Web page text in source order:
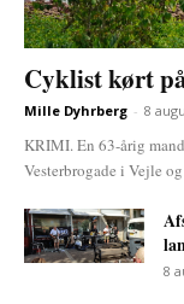
Cyklist kørt
Mille Dyhrberg - 8
KRIMI. En 63-årig
Vesterbrogade i Vejle
8